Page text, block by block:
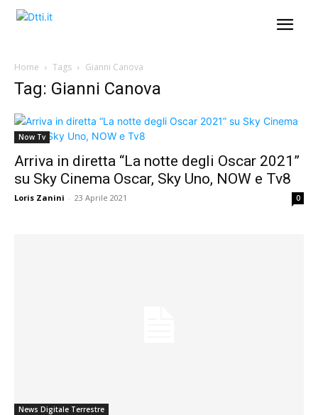
Home Tags Gianni Canova
Tag: Gianni Canova
Now Tv
Arriva in diretta “La notte degli Oscar 2021”
su Sky Cinema Oscar, Sky Uno, NOW e Tv8
Loris Zanini - 23 Aprile 2021 0
News Digitale Terrestre